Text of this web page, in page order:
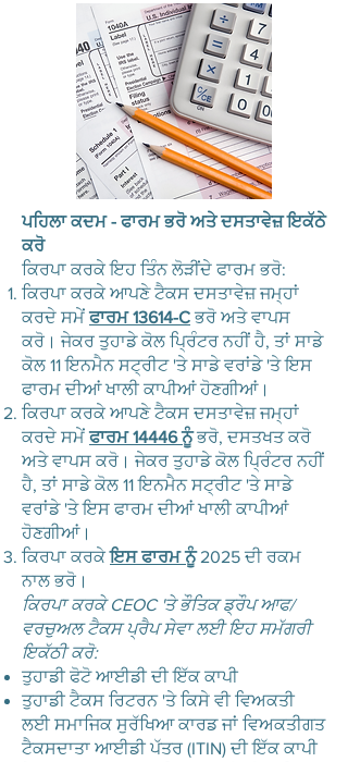
ਪਹਿਲਾ ਕਦਮ - ਫਾਰਮ ਭਰੋ ਅਤੇ ਦਸਤਾਵੇਜ਼ ਇਕੱਠੇ
ਕਰੋ
ਕਿਰਪਾ ਕਰਕੇ ਇਹ ਤਿੰਨ ਲੋੜੀਂਦੇ ਫਾਰਮ ਭਰੋ:
ਕਿਰਪਾ ਕਰਕੇ ਆਪਣੇ ਟੈਕਸ ਦਸਤਾਵੇਜ਼ ਜਮ੍ਹਾਂ
ਕਰਦੇ ਸਮੇਂ ਫਾਰਮ 13614-C ਭਰੋ ਅਤੇ ਵਾਪਸ
ਕਰੋ। ਜੇਕਰ ਤੁਹਾਡੇ ਕੋਲ ਪ੍ਰਿੰਟਰ ਨਹੀਂ ਹੈ, ਤਾਂ ਸਾਡੇ
ਕੋਲ 11 ਇਨਮੈਨ ਸਟ੍ਰੀਟ 'ਤੇ ਸਾਡੇ ਵਰਾਂਡੇ 'ਤੇ ਇਸ
ਫਾਰਮ ਦੀਆਂ ਖਾਲੀ ਕਾਪੀਆਂ ਹੋਣਗੀਆਂ।
ਕਿਰਪਾ ਕਰਕੇ ਆਪਣੇ ਟੈਕਸ ਦਸਤਾਵੇਜ਼ ਜਮ੍ਹਾਂ
ਕਰਦੇ ਸਮੇਂ ਫਾਰਮ 14446 ਨੂੰਭਰੋ, ਦਸਤਖਤ ਕਰੋ
ਅਤੇ ਵਾਪਸ ਕਰੋ। ਜੇਕਰ ਤੁਹਾਡੇ ਕੋਲ ਪ੍ਰਿੰਟਰ ਨਹੀਂ
ਹੈ, ਤਾਂ ਸਾਡੇ ਕੋਲ 11 ਇਨਮੈਨ ਸਟ੍ਰੀਟ 'ਤੇ ਸਾਡੇ
ਵਰਾਂਡੇ 'ਤੇ ਇਸ ਫਾਰਮ ਦੀਆਂ ਖਾਲੀ ਕਾਪੀਆਂ
ਹੋਣਗੀਆਂ।
ਕਿਰਪਾ ਕਰਕੇਇਸ ਫਾਰਮ ਨੂੰ2025 ਦੀ ਰਕਮ
ਨਾਲ ਭਰੋ।
ਕਿਰਪਾ ਕਰਕੇ CEOC 'ਤੇ ਭੌਤਿਕ ਡ੍ਰੌਪ ਆਫ/
ਵਰਚੁਅਲ ਟੈਕਸ ਪ੍ਰੈਪ ਸੇਵਾ ਲਈ ਇਹ ਸਮੱਗਰੀ
ਇਕੱਠੀ ਕਰੋ:
ਤੁਹਾਡੀ ਫੋਟੋ ਆਈਡੀ ਦੀ ਇੱਕ ਕਾਪੀ
ਤੁਹਾਡੀ ਟੈਕਸ ਰਿਟਰਨ 'ਤੇ ਕਿਸੇ ਵੀ ਵਿਅਕਤੀ
ਲਈ ਸਮਾਜਿਕ ਸੁਰੱਖਿਆ ਕਾਰਡ ਜਾਂ ਵਿਅਕਤੀਗਤ
ਟੈਕਸਦਾਤਾ ਆਈਡੀ ਪੱਤਰ (ITIN) ਦੀ ਇੱਕ ਕਾਪੀ